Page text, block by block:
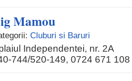
Mamou
Cluburi si Baruri
Independentei, nr. 2A
744/520-149, 0724 671 108